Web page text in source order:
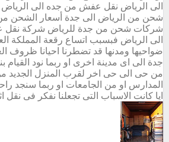
الى الرياض نقل عفش من جده الى
شحن من الرياض الى جدة أسعار الشحن
شركات شحن من جدة للرياض شركة
الى الرياض فبسبب اتساع رقعة المملكة
ضواحيها ومدنها قد تضطرنا احيانا
جدة الى اى مدينة اخرى او ربما نود
من حى الى حى اخر لقرب المنزل الجديد
المدارس او من الجامعات او ربما سنجد
ايا كانت الاسباب التى تجعلنا نفكر فى نقل